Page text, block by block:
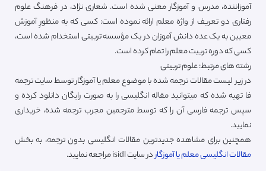
آموزاننده، مدرس و آموزگار معنی شده است. شعاری نژاد، در فرهنگ علوم
رفتاری دو تعریف از واژه معلم ارائه نموده است: کسی که به منظورِ آموزش
معیین به یک عده دانش آموزان در یک مؤسسه تربیتی استخدام شده است،
کسی که دوره تربیت معلم را تمام کرده است.
رشته های مرتبط: علوم تربیتی
در زیر لیست مقالات ترجمه شده با موضوع معلم یا آموزگار توسط سایت ترجمه
فا تهیه شده که میتوانید مقاله انگلیسی را به صورت رایگان دانلود کرده و
سپس ترجمه فارسی آن را که توسط مترجمین مجرب ترجمه شده، خریداری
نمایید.
همچنین برای مشاهده جدیدترین مقالات انگلیسی بدون ترجمه، به بخش
مقالات انگلیسی معلم یا آموزگاردر سایت isidl مراجعه نمایید.